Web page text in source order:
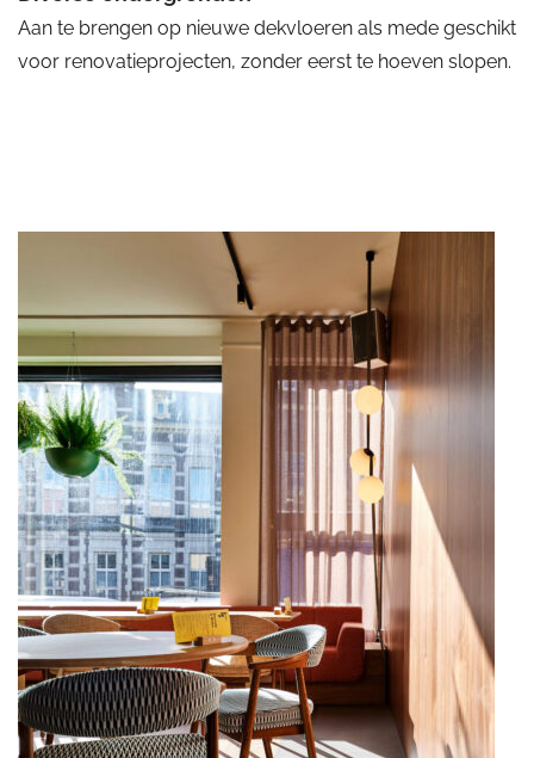
Aan te brengen op nieuwe dekvloeren als mede geschikt
voor renovatieprojecten, zonder eerst te hoeven slopen.